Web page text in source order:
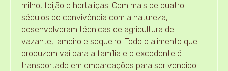
milho, feijão e hortaliças. Com mais de quatro
séculos de convivência com a natureza,
desenvolveram técnicas de agricultura de
vazante, lameiro e sequeiro. Todo o alimento que
produzem vai para a família e o excedente é
transportado em embarcações para ser vendido